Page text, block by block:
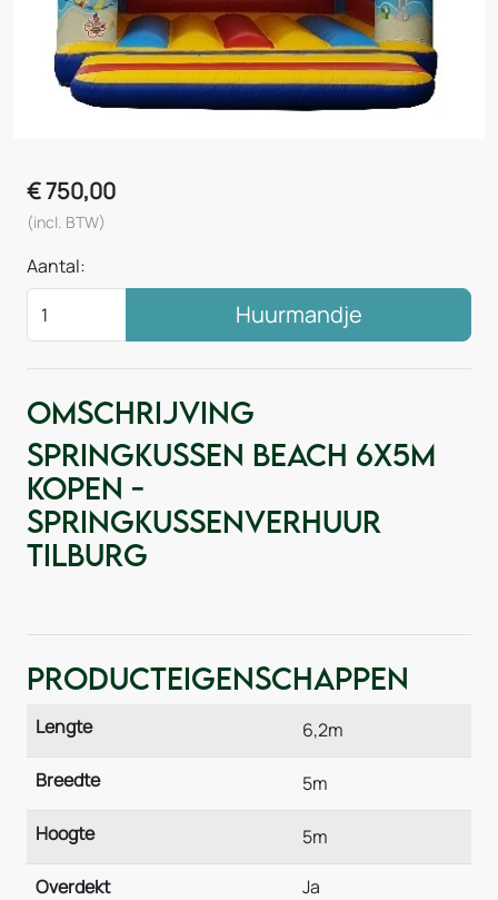
€750,00
(incl. BTW)
Aantal:
Huurmandje
Omschrijving
Springkussen Beach 6x5m
kopen -
Springkussenverhuur
Tilburg
Producteigenschappen
Lengte 6,2m
Breedte 5m
Hoogte 5m
Overdekt Ja